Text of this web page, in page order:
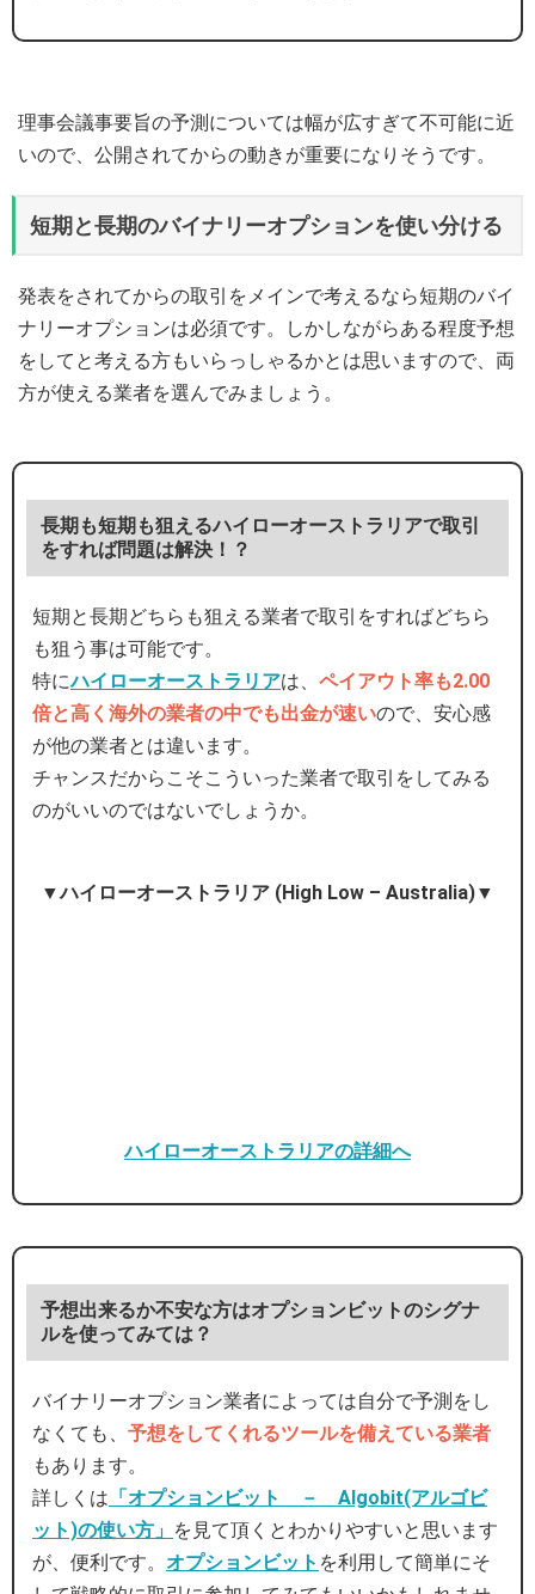
理事会議事要旨の予測については幅が広すぎて不可能に近
いので、公開されてからの動きが重要になりそうです。
短期と長期のバイナリーオプションを使い分ける
発表をされてからの取引をメインで考えるなら短期のバイ
ナリーオプションは必須です。しかしながらある程度予想
をしてと考える方もいらっしゃるかとは思いますので、両
方が使える業者を選んでみましょう。
長期も短期も狙えるハイローオーストラリアで取引
をすれば問題は解決！？
短期と長期どちらも狙える業者で取引をすればどちら
も狙う事は可能です。
特にハイローオーストラリアは、 ペイアウト率も2.00
倍と高く海外の業者の中でも出金が速いので、安心感
が他の業者とは違います。
チャンスだからこそこういった業者で取引をしてみる
のがいいのではないでしょうか。
▼ハイローオーストラリア (High Low – Australia)▼
ハイローオーストラリアの詳細へ
予想出来るか不安な方はオプションビットのシグナ
ルを使ってみては？
バイナリーオプション業者によっては自分で予測をし
なくても、 予想をしてくれるツールを備えている業者
もあります。
詳しくは 「オプションビット － Algobit(アルゴビ
ット)の使い方」 を見て頂くとわかりやすいと思います
が、便利です。 オプションビット を利用して簡単にそ